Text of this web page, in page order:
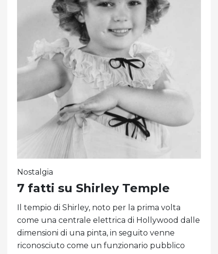
Nostalgia
7 fatti su Shirley Temple
Il tempio di Shirley, noto per la prima volta
come una centrale elettrica di Hollywood dalle
dimensioni di una pinta, in seguito venne
riconosciuto come un funzionario pubblico